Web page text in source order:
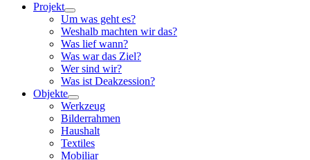
Projekt
Um was geht es?
Weshalb machten wir das?
Was lief wann?
Was war das Ziel?
Wer sind wir?
Was ist Deakzession?
Objekte
Werkzeug
Bilderrahmen
Haushalt
Textiles
Mobiliar